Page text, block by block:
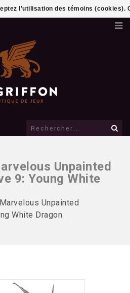
Unpainted
9: Young White
Unpainted
White Dragon
l'utilisation des témoins